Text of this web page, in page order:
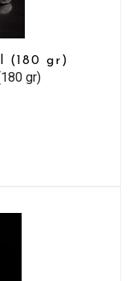
(180 gr)
gr)